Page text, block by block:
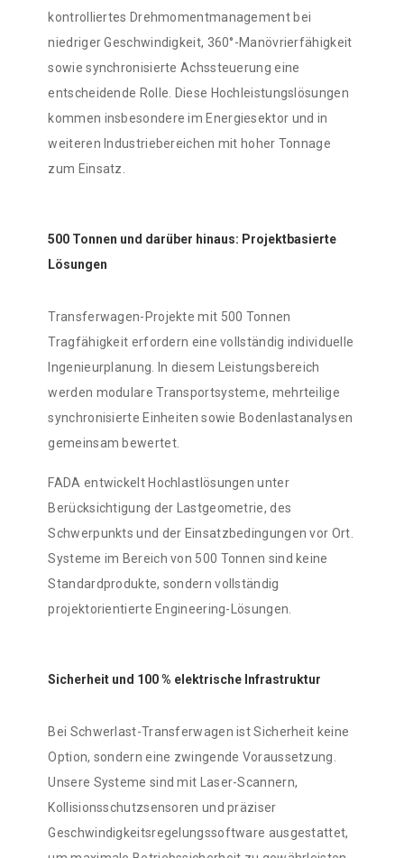
kontrolliertes Drehmomentmanagement bei
niedriger Geschwindigkeit, 360°-Manövrierfähigkeit
sowie synchronisierte Achssteuerung eine
entscheidende Rolle. Diese Hochleistungslösungen
kommen insbesondere im Energiesektor und in
weiteren Industriebereichen mit hoher Tonnage
zum Einsatz.
500 Tonnen und darüber hinaus: Projektbasierte
Lösungen
Transferwagen-Projekte mit 500 Tonnen
Tragfähigkeit erfordern eine vollständig individuelle
Ingenieurplanung. In diesem Leistungsbereich
werden modulare Transportsysteme, mehrteilige
synchronisierte Einheiten sowie Bodenlastanalysen
gemeinsam bewertet.
FADA entwickelt Hochlastlösungen unter
Berücksichtigung der Lastgeometrie, des
Schwerpunkts und der Einsatzbedingungen vor Ort.
Systeme im Bereich von 500 Tonnen sind keine
Standardprodukte, sondern vollständig
projektorientierte Engineering-Lösungen.
Sicherheit und 100 % elektrische Infrastruktur
Bei Schwerlast-Transferwagen ist Sicherheit keine
Option, sondern eine zwingende Voraussetzung.
Unsere Systeme sind mit Laser-Scannern,
Kollisionsschutzsensoren und präziser
Geschwindigkeitsregelungssoftware ausgestattet,